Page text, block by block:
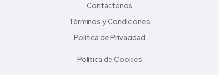
Contáctenos
Términos y Condiciones
Política de Privacidad
Política de Cookies